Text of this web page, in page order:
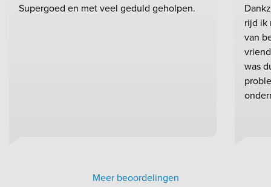
Supergoed en met veel geduld geholpen.
rijd ik
van
was
Meer beoordelingen